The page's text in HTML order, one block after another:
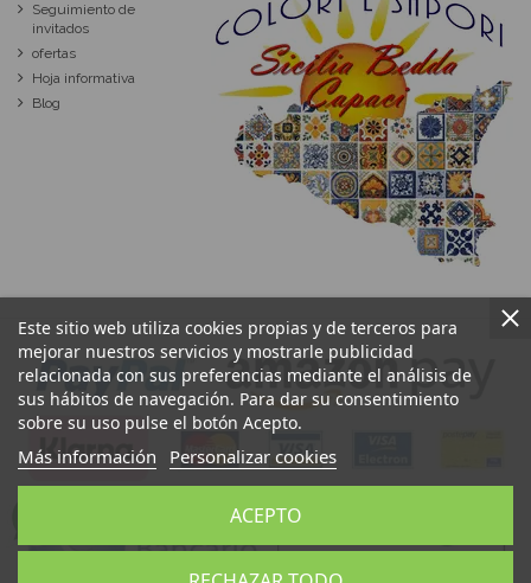
Este sitio web utiliza cookies propias y de terceros para
mejorar nuestros servicios y mostrarle publicidad
relacionada con sus preferencias mediante el análisis de
sus hábitos de navegación. Para dar su consentimiento
sobre su uso pulse el botón Acepto.
Más información Personalizar cookies
ACEPTO
Seguimiento de
invitados
ofertas
Hoja informativa
Blog